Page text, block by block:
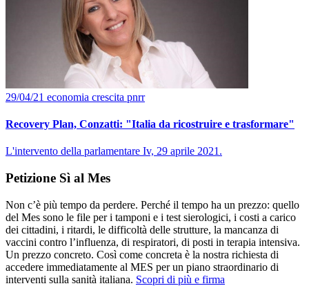
29/04/21 economia crescita pnrr
Recovery Plan, Conzatti: "Italia da ricostruire e trasformare"
L'intervento della parlamentare Iv, 29 aprile 2021.
Petizione Sì al Mes
Non c’è più tempo da perdere. Perché il tempo ha un prezzo: quello
del Mes sono le file per i tamponi e i test sierologici, i costi a carico
dei cittadini, i ritardi, le difficoltà delle strutture, la mancanza di
vaccini contro l’influenza, di respiratori, di posti in terapia intensiva.
Un prezzo concreto. Così come concreta è la nostra richiesta di
accedere immediatamente al MES per un piano straordinario di
interventi sulla sanità italiana. Scopri di più e firma